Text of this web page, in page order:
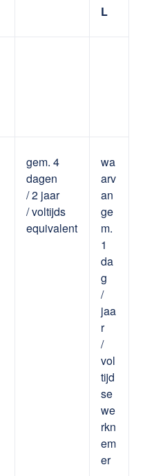
L
gem. 4
dagen
/ 2 jaar
/ voltijds
equivalent
wa
arv
an
ge
m.
1
da
g
/
jaa
r
/
vol
tijd
se
we
rkn
em
er